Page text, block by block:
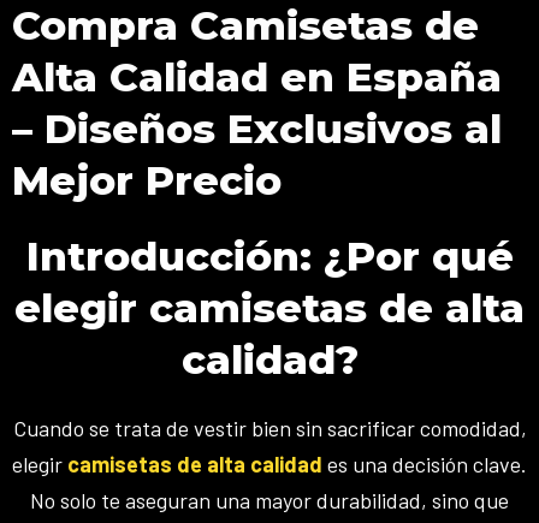
Compra Camisetas de
Alta Calidad en España
– Diseños Exclusivos al
Mejor Precio
Introducción: ¿Por qué
elegir camisetas de alta
calidad?
Cuando se trata de vestir bien sin sacrificar comodidad,
elegir camisetas de alta calidad es una decisión clave.
No solo te aseguran una mayor durabilidad, sino que